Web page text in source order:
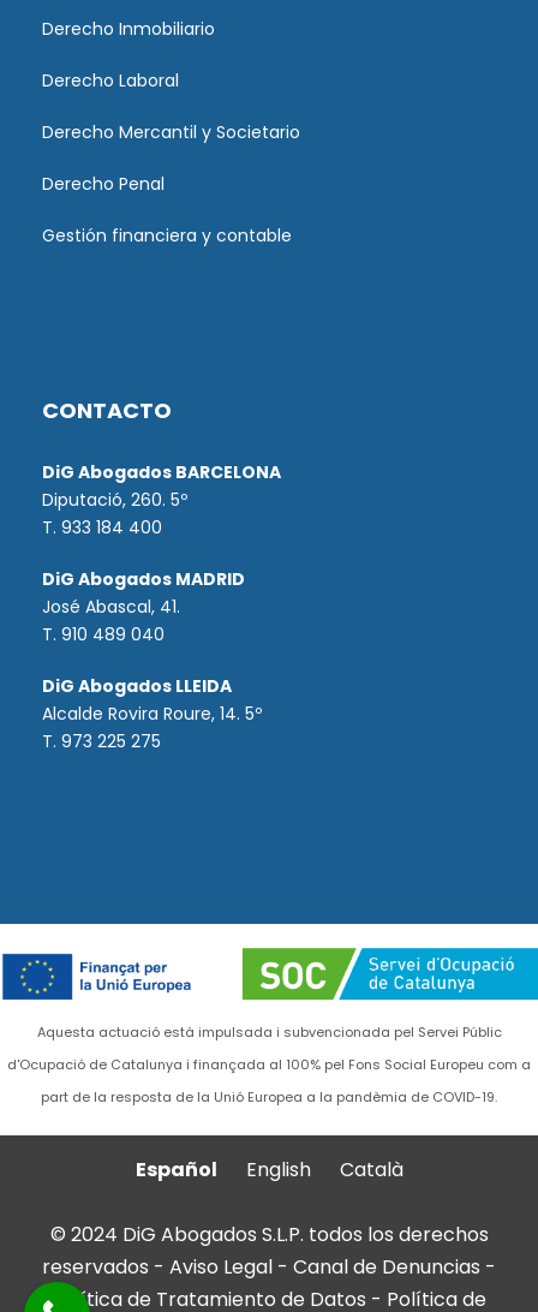
Derecho Inmobiliario
Derecho Laboral
Derecho Mercantil y Societario
Derecho Penal
Gestión financiera y contable
CONTACTO
DiG Abogados BARCELONA
Diputació, 260. 5º
T. 933 184 400
DiG Abogados MADRID
José Abascal, 41.
T. 910 489 040
DiG Abogados LLEIDA
Alcalde Rovira Roure, 14. 5º
T. 973 225 275
Aquesta actuació està impulsada i subvencionada pel Servei Públic
d'Ocupació de Catalunya i finançada al 100% pel Fons Social Europeu com a
part de la resposta de la Unió Europea a la pandèmia de COVID-19.
Español English Català
© 2024 DiG Abogados S.L.P. todos los derechos
reservados - Aviso Legal - Canal de Denuncias -
Política de Tratamiento de Datos - Política de